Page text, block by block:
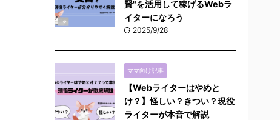
賢"を活用して稼げるWebラ
イターになろう
2025/9/28
ママ向け記事
【Webライターはやめと
け？】怪しい？きつい？現役
ライターが本音で解説